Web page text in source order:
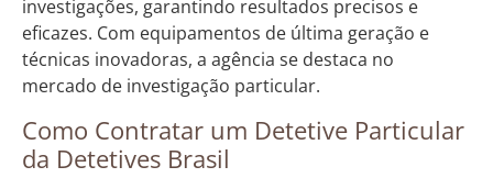
investigações, garantindo resultados precisos e
eficazes. Com equipamentos de última geração e
técnicas inovadoras, a agência se destaca no
mercado de investigação particular.
Como Contratar um Detetive Particular
da Detetives Brasil